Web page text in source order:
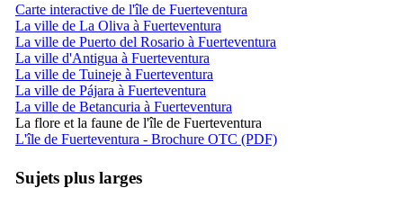
Carte interactive de l'île de Fuerteventura
La ville de La Oliva à Fuerteventura
La ville de Puerto del Rosario à Fuerteventura
La ville d'Antigua à Fuerteventura
La ville de Tuineje à Fuerteventura
La ville de Pájara à Fuerteventura
La ville de Betancuria à Fuerteventura
La flore et la faune de l'île de Fuerteventura
L'île de Fuerteventura - Brochure OTC (PDF)
Sujets plus larges